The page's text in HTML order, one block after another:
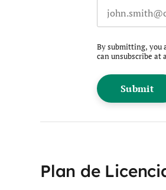
By submitting, you
can unsubscribe at
Plan de